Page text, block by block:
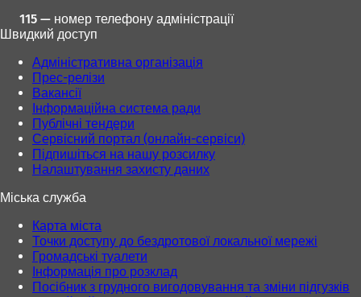
115 — номер телефону адміністрації
Швидкий доступ
Адміністративна організація
Прес-релізи
Вакансії
Інформаційна система ради
Публічні тендери
Сервісний портал (онлайн-сервіси)
Підпишіться на нашу розсилку
Налаштування захисту даних
Міська служба
Карта міста
Точки доступу до бездротової локальної мережі
Громадські туалети
Інформація про розклад
Посібник з грудного вигодовування та зміни підгузків